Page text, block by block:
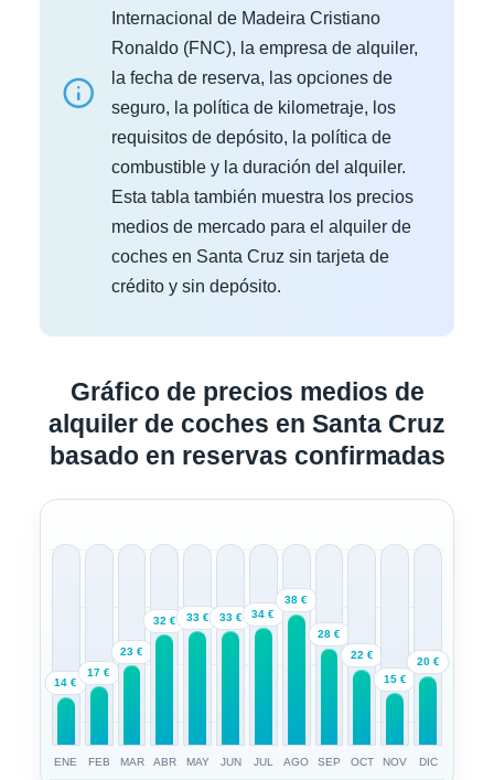
Internacional de Madeira Cristiano
Ronaldo (FNC), la empresa de alquiler,
la fecha de reserva, las opciones de
seguro, la política de kilometraje, los
requisitos de depósito, la política de
combustible y la duración del alquiler.
Esta tabla también muestra los precios
medios de mercado para el alquiler de
coches en Santa Cruz sin tarjeta de
crédito y sin depósito.
Gráfico de precios medios de
alquiler de coches en Santa Cruz
basado en reservas confirmadas
14 €
ENE
17 €
FEB
23 €
MAR
32 €
ABR
33 €
MAY
33 €
JUN
34 €
JUL
38 €
AGO
28 €
SEP
22 €
OCT
15 €
NOV
20 €
DIC